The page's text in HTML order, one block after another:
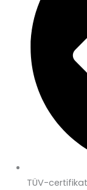
TÜV-certifikat